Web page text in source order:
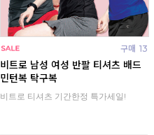
구매 13
비트로 남성 여성 반팔 티셔츠 배드
민턴복 탁구복
비트로 티셔츠 기간한정 특가세일!